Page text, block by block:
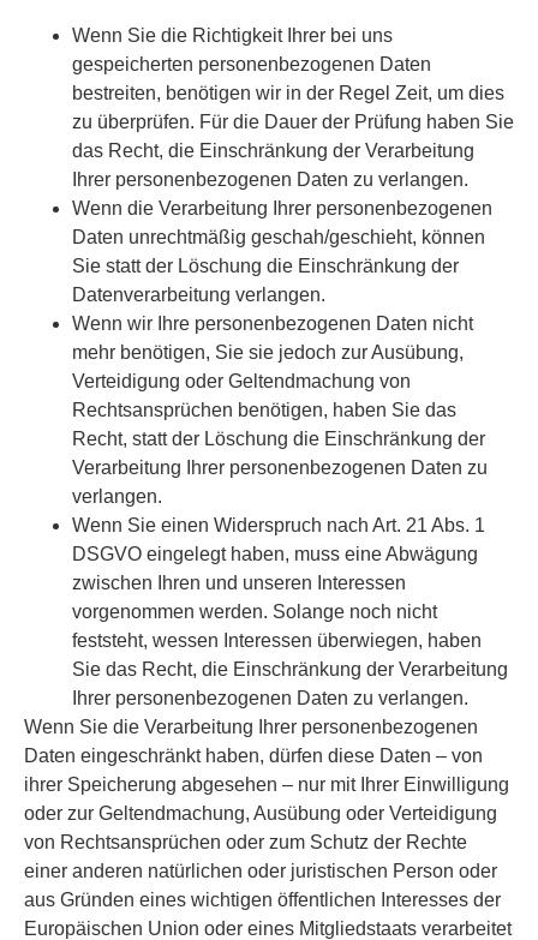
Wenn Sie die Richtigkeit Ihrer bei uns
gespeicherten personenbezogenen Daten
bestreiten, benötigen wir in der Regel Zeit, um dies
zu überprüfen. Für die Dauer der Prüfung haben Sie
das Recht, die Einschränkung der Verarbeitung
Ihrer personenbezogenen Daten zu verlangen.
Wenn die Verarbeitung Ihrer personenbezogenen
Daten unrechtmäßig geschah/geschieht, können
Sie statt der Löschung die Einschränkung der
Datenverarbeitung verlangen.
Wenn wir Ihre personenbezogenen Daten nicht
mehr benötigen, Sie sie jedoch zur Ausübung,
Verteidigung oder Geltendmachung von
Rechtsansprüchen benötigen, haben Sie das
Recht, statt der Löschung die Einschränkung der
Verarbeitung Ihrer personenbezogenen Daten zu
verlangen.
Wenn Sie einen Widerspruch nach Art. 21 Abs. 1
DSGVO eingelegt haben, muss eine Abwägung
zwischen Ihren und unseren Interessen
vorgenommen werden. Solange noch nicht
feststeht, wessen Interessen überwiegen, haben
Sie das Recht, die Einschränkung der Verarbeitung
Ihrer personenbezogenen Daten zu verlangen.
Wenn Sie die Verarbeitung Ihrer personenbezogenen
Daten eingeschränkt haben, dürfen diese Daten – von
ihrer Speicherung abgesehen – nur mit Ihrer Einwilligung
oder zur Geltendmachung, Ausübung oder Verteidigung
von Rechtsansprüchen oder zum Schutz der Rechte
einer anderen natürlichen oder juristischen Person oder
aus Gründen eines wichtigen öffentlichen Interesses der
Europäischen Union oder eines Mitgliedstaats verarbeitet